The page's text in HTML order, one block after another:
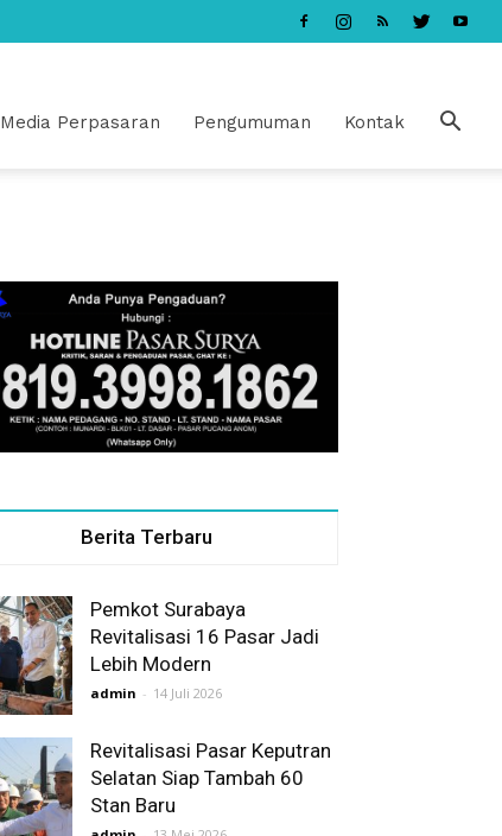
Media Perpasaran Pengumuman Kontak
Berita Terbaru
Pemkot Surabaya
Revitalisasi 16 Pasar Jadi
Lebih Modern
admin - 14 Juli 2026
Revitalisasi Pasar Keputran
Selatan Siap Tambah 60
Stan Baru